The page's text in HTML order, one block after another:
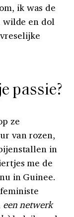
ik was de
wilde en dol
passie?
ze
van rozen,
in
me de
in Guinee.
netwerk